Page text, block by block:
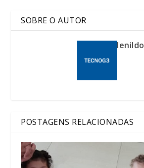
SOBRE O AUTOR
lenildo
POSTAGENS RELACIONADAS